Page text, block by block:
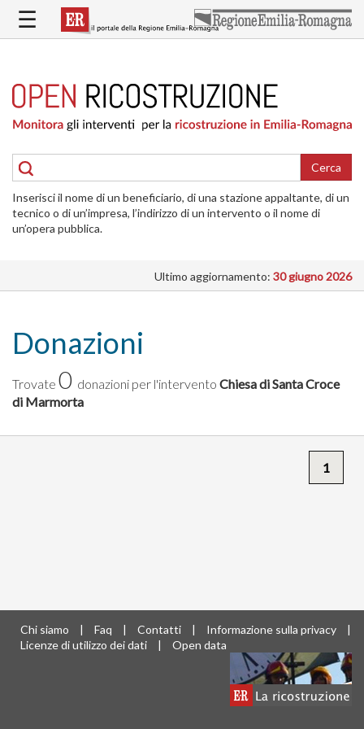
contenuto
RICOSTRUZIONE
PUBBLICA
DELLE
ABITAZIONI
RICOSTRUZIONE
ATTIVITÀ
INTERVENTI
☰
Cerca
Inserisci il nome di un beneficiario, di una stazione appaltante, di un
tecnico o di un’impresa, l’indirizzo di un intervento o il nome di
un’opera pubblica.
Ultimo aggiornamento: 30 giugno 2026
Donazioni
Trovate 0 donazioni per l'intervento Chiesa di Santa Croce
di Marmorta
1
Chi siamo | Faq | Contatti | Informazione sulla privacy
|
Licenze di utilizzo dei dati
| Open data